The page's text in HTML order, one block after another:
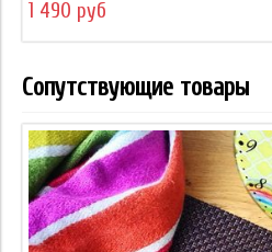
1 490 руб
Сопутствующие товары